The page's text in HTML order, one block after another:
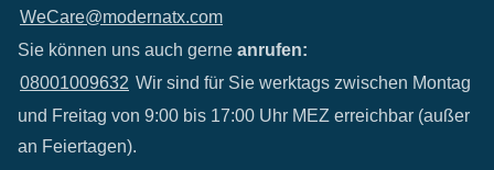
WeCare@modernatx.com
Sie können uns auch gerne anrufen:
08001009632 Wir sind für Sie werktags zwischen Montag
und Freitag von 9:00 bis 17:00 Uhr MEZ erreichbar (außer
an Feiertagen).